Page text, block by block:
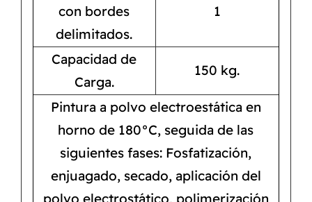
con bordes
delimitados.
1
Capacidad de
Carga.
150 kg.
Pintura a polvo electroestática en
horno de 180°C, seguida de las
siguientes fases: Fosfatización,
enjuagado, secado, aplicación del